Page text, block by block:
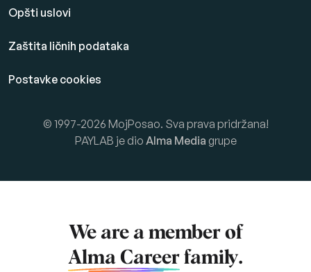
Opšti uslovi
Zaštita ličnih podataka
Postavke cookies
© 1997-2026 MojPosao. Sva prava pridržana!
PAYLAB je dio Alma Media grupe
We are a member of
Alma Career family.